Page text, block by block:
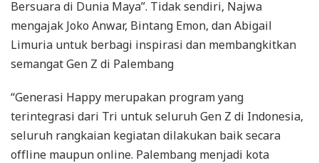
Bersuara di Dunia Maya”. Tidak sendiri, Najwa
mengajak Joko Anwar, Bintang Emon, dan Abigail
Limuria untuk berbagi inspirasi dan membangkitkan
semangat Gen Z di Palembang
“Generasi Happy merupakan program yang
terintegrasi dari Tri untuk seluruh Gen Z di Indonesia,
seluruh rangkaian kegiatan dilakukan baik secara
offline maupun online. Palembang menjadi kota